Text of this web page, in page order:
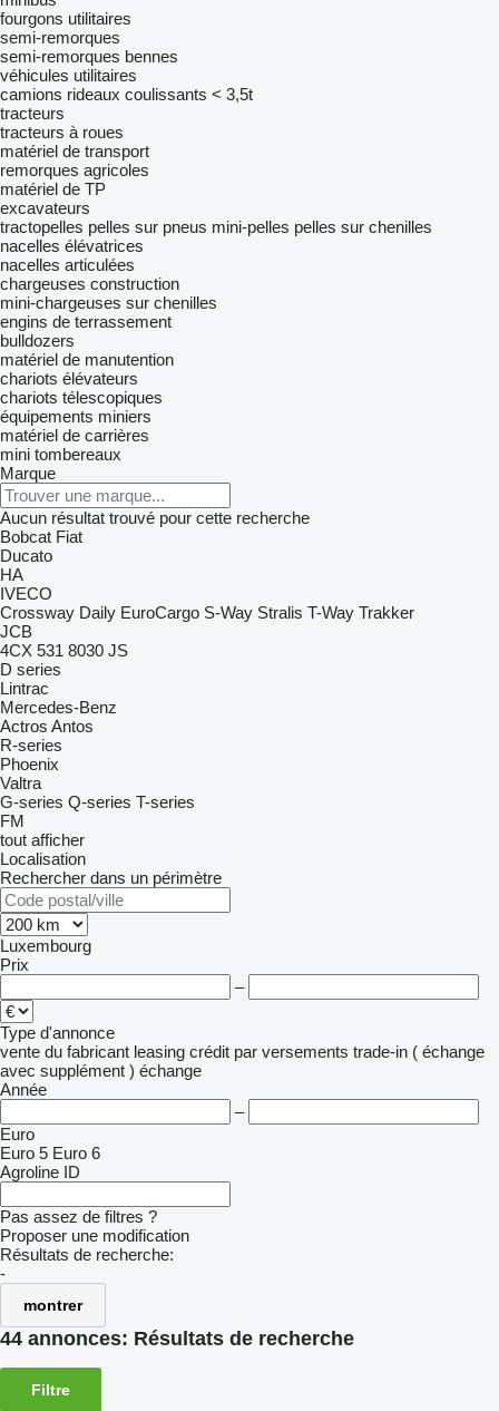
fourgons utilitaires
semi-remorques
semi-remorques bennes
véhicules utilitaires
camions rideaux coulissants < 3,5t
tracteurs
tracteurs à roues
matériel de transport
remorques agricoles
matériel de TP
excavateurs
tractopelles pelles sur pneus mini-pelles pelles sur chenilles
nacelles élévatrices
nacelles articulées
chargeuses construction
mini-chargeuses sur chenilles
engins de terrassement
bulldozers
matériel de manutention
chariots élévateurs
chariots télescopiques
équipements miniers
matériel de carrières
mini tombereaux
Marque
Aucun résultat trouvé pour cette recherche
Bobcat Fiat
Ducato
HA
IVECO
Crossway Daily EuroCargo S-Way Stralis T-Way Trakker
JCB
4CX 531 8030 JS
D series
Lintrac
Mercedes-Benz
Actros Antos
R-series
Phoenix
Valtra
G-series Q-series T-series
FM
tout afficher
Localisation
Rechercher dans un périmètre
Luxembourg
Prix
–
Type d'annonce
vente du fabricant leasing crédit par versements trade-in ( échange
avec supplément ) échange
Année
–
Euro
Euro 5 Euro 6
Agroline ID
Pas assez de filtres ?
Proposer une modification
Résultats de recherche:
-
montrer
44 annonces: Résultats de recherche
Filtre